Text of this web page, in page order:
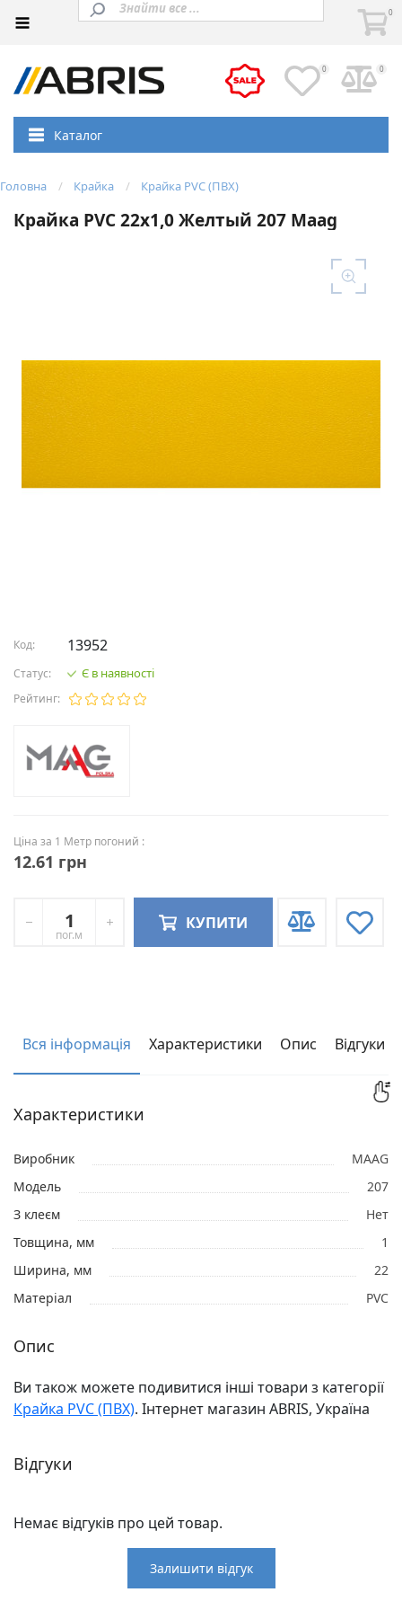
0
0 0
Каталог
Головна Крайка Крайка PVC (ПВХ)
Крайка PVC 22х1,0 Желтый 207 Maag
Код: 13952
Статус: Є в наявності
Рейтинг:
Ціна за 1 Метр погоний :
12.61 грн
пог.м
КУПИТИ
Вся інформація Характеристики Опис Відгуки
Характеристики
Виробник
MAAG
Модель
207
З клеєм
Нет
Товщина, мм
1
Ширина, мм
22
Матеріал
PVC
Опис
Ви також можете подивитися інші товари з категорії
Крайка PVC (ПВХ). Інтернет магазин ABRIS, Україна
Відгуки
Немає відгуків про цей товар.
Залишити відгук